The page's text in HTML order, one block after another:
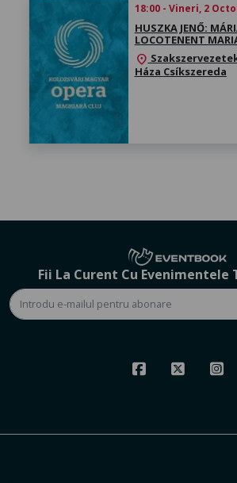
18:00 - Vineri, 2
HUSZKA JENŐ:
LOCOTENENT
location_on
Háza Csíkszereda
Fii La Curent Cu Evenimentele